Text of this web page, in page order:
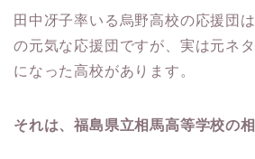
田中冴子率いる烏野高校の応援団
の元気な応援団ですが、実は元ネ
になった高校があります。
それは、福島県立相馬高等学校の相